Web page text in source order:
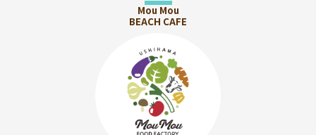
Mou Mou
BEACH CAFE